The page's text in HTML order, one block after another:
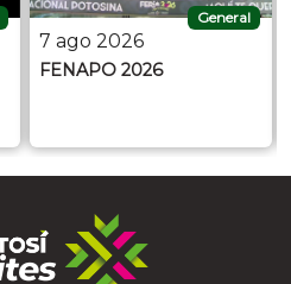
General
7 ago 2026
FENAPO 2026